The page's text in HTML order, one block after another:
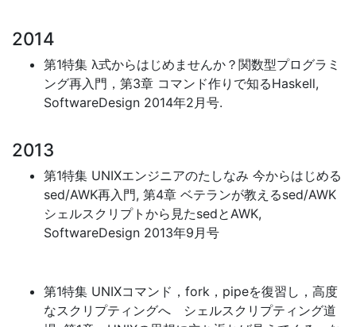
2014
第1特集 λ式からはじめませんか？関数型プログラミ
ング再入門，第3章 コマンド作りで知るHaskell,
SoftwareDesign 2014年2月号.
2013
第1特集 UNIXエンジニアのたしなみ 今からはじめる
sed/AWK再入門, 第4章 ベテランが教えるsed/AWK
シェルスクリプトから見たsedとAWK,
SoftwareDesign 2013年9月号
第1特集 UNIXコマンド，fork，pipeを復習し，高度
なスクリプティングへ シェルスクリプティング道